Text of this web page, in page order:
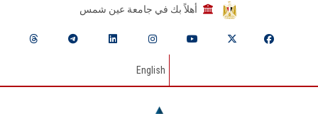
أهلاً بك في جامعة عين شمس
English